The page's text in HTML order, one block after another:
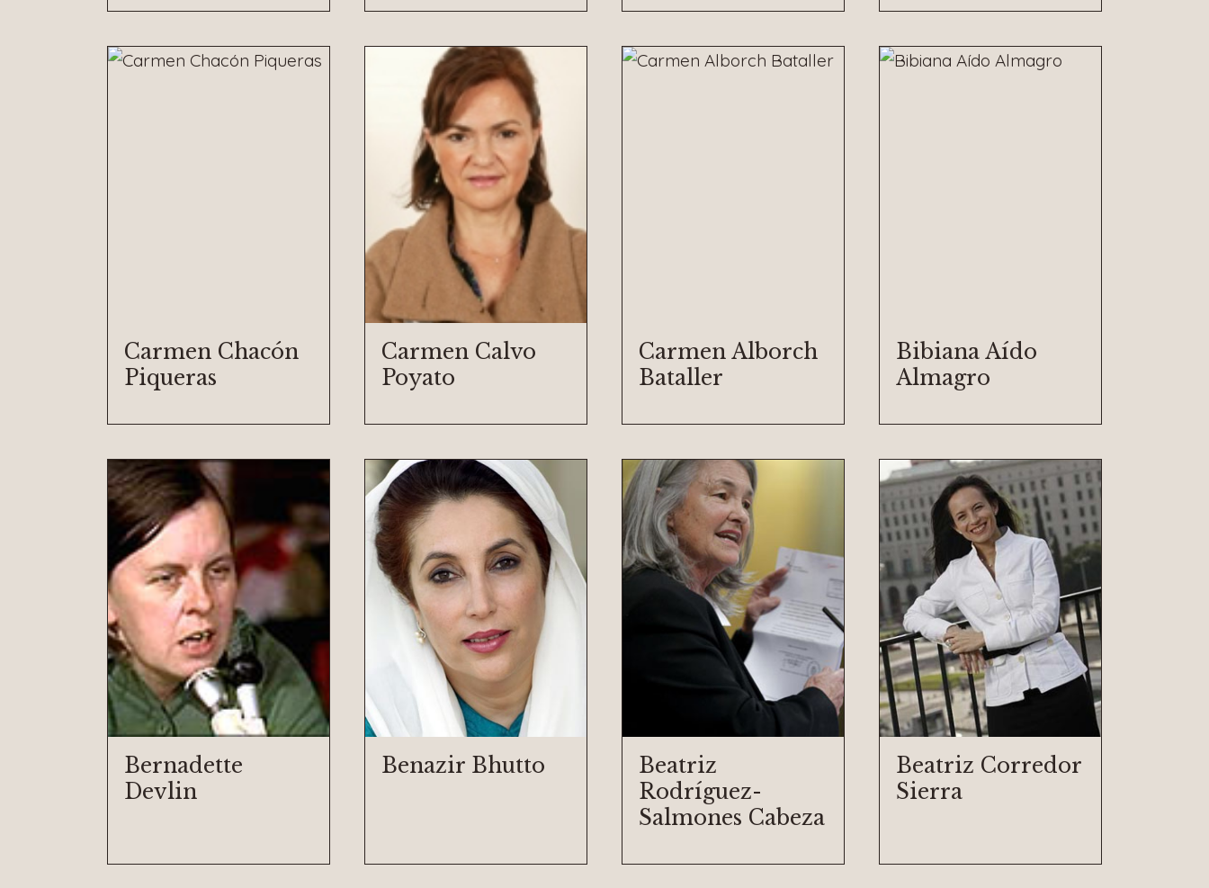
Carmen Chacón
Piqueras
Carmen Calvo
Poyato
Carmen Alborch
Bataller
Bibiana Aído
Almagro
Bernadette
Devlin
Benazir Bhutto
Beatriz
Rodríguez-
Salmones Cabeza
Beatriz Corredor
Sierra